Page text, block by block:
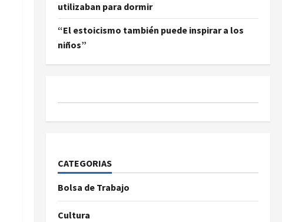
utilizaban para dormir
“El estoicismo también puede inspirar a los
niños”
CATEGORIAS
Bolsa de Trabajo
Cultura